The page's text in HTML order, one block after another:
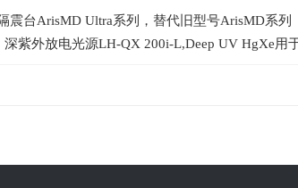
震台ArisMD Ultra系列，替代旧型号ArisMD系列
紫外放电光源LH-QX 200i-L,Deep UV HgXe用